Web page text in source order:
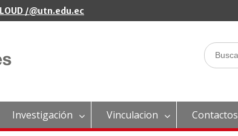
/@utn.edu.ec
Search
for:
Investigación Vinculacion Contactos